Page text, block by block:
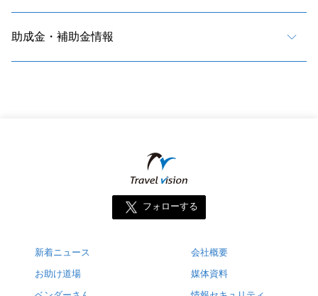
助成金・補助金情報
フォローする
新着ニュース
お助け道場
会社概要
媒体資料